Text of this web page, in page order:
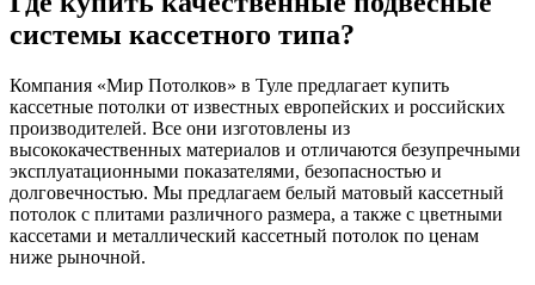
системы кассетного типа?
Компания «Мир Потолков» в Туле предлагает купить
кассетные потолки от известных европейских и российских
производителей. Все они изготовлены из
высококачественных материалов и отличаются безупречными
эксплуатационными показателями, безопасностью и
долговечностью. Мы предлагаем белый матовый кассетный
потолок с плитами различного размера, а также с цветными
кассетами и металлический кассетный потолок по ценам
ниже рыночной.